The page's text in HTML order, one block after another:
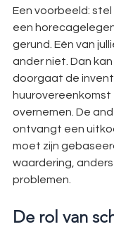
Een voorbeeld:
een
gerund. Eén van
ander niet. Dan
doorgaat de
huurovereenkomst
overnemen. De
ontvangt een
moet zijn
waardering,
problemen.
De rol van